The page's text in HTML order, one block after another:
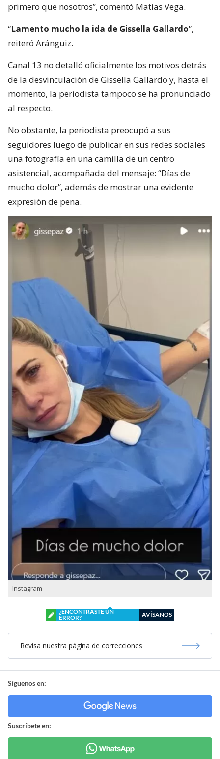
primero que nosotros”, comentó Matías Vega.
“Lamento mucho la ida de Gissella Gallardo”,
reiteró Aránguiz.
Canal 13 no detalló oficialmente los motivos detrás
de la desvinculación de Gissella Gallardo y, hasta el
momento, la periodista tampoco se ha pronunciado
al respecto.
No obstante, la periodista preocupó a sus
seguidores luego de publicar en sus redes sociales
una fotografía en una camilla de un centro
asistencial, acompañada del mensaje: “Días de
mucho dolor”, además de mostrar una evidente
expresión de pena.
Instagram
¿ENCONTRASTE UN
ERROR?
AVÍSANOS
Revisa nuestra página de correcciones
Síguenos en:
Suscríbete en: